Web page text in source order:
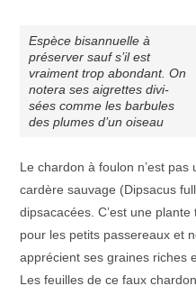
Espèce bisannuelle à
préserver sauf s’il est
vraiment trop abondant. On
notera ses aigrettes divi-
sées comme les barbules
des plumes d’un oiseau
Le chardon à foulon n’est pas
cardère sauvage (Dipsacus
dipsacacées. C’est une
pour les petits passereaux et
apprécient ses graines riches
Les feuilles de ce faux